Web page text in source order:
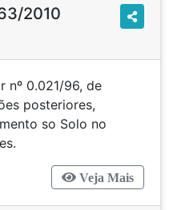
2010
nº 0.021/96, de
posteriores,
so Solo no
Veja Mais